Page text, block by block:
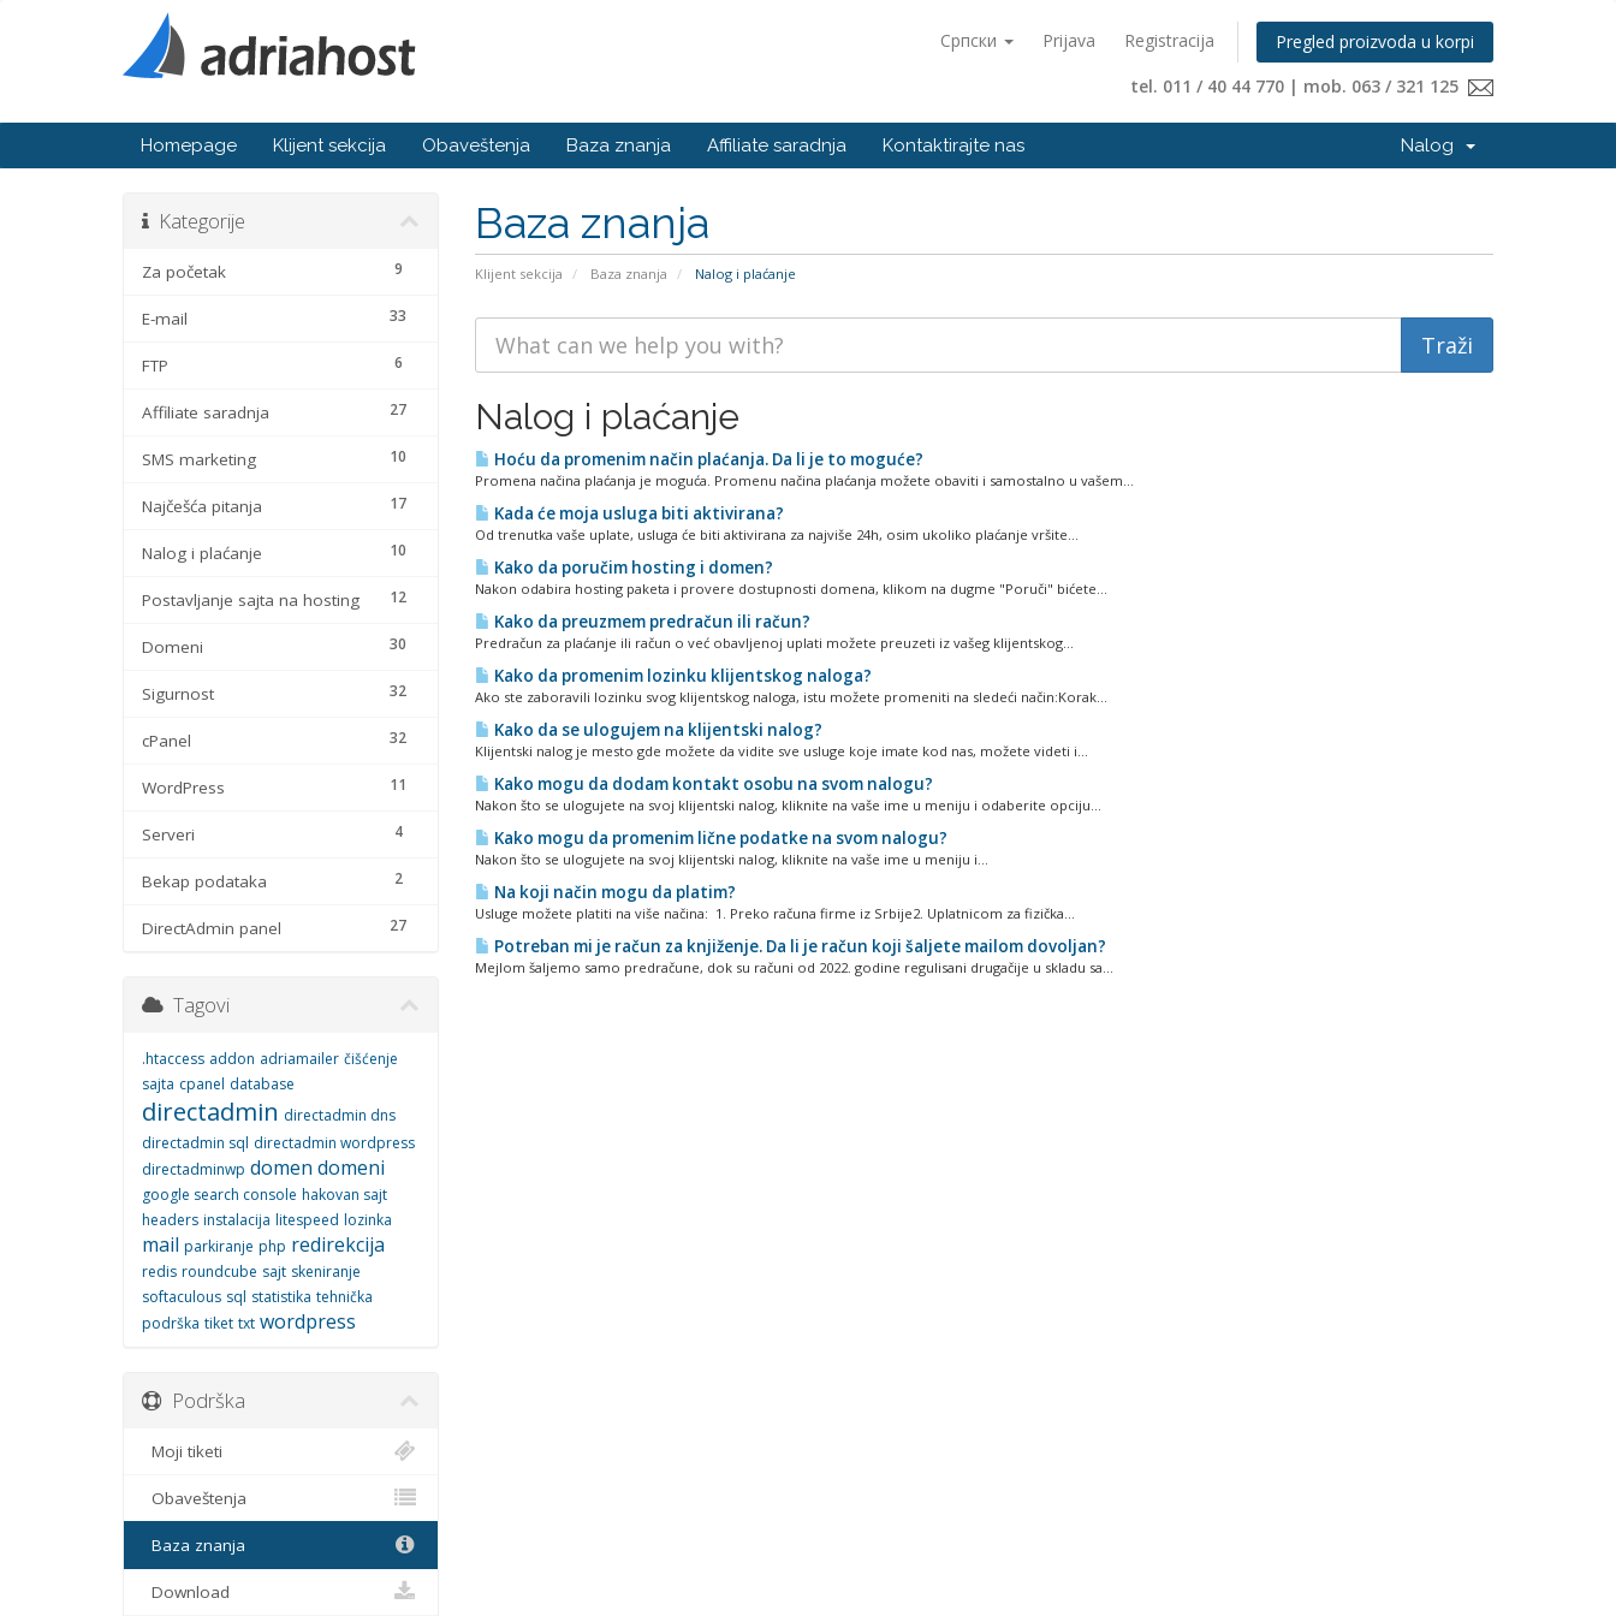
Српски Prijava Registracija
Pregled proizvoda u korpi
tel. 011 / 40 44 770 | mob. 063 / 321 125
Homepage Klijent sekcija Obaveštenja Baza znanja Affiliate saradnja Kontaktirajte nas Nalog
Baza znanja
Klijent sekcija Baza znanja Nalog i plaćanje
Kategorije
9
Za početak
33
E-mail
6
FTP
27
Affiliate saradnja
10
SMS marketing
17
Najčešća pitanja
10
Nalog i plaćanje
12
Postavljanje sajta na hosting
30
Domeni
32
Sigurnost
32
cPanel
11
WordPress
4
Serveri
2
Bekap podataka
27
DirectAdmin panel
Nalog i plaćanje
Hoću da promenim način plaćanja. Da li je to moguće?
Promena načina plaćanja je moguća. Promenu načina plaćanja možete obaviti i samostalno u vašem...
Kada će moja usluga biti aktivirana?
Od trenutka vaše uplate, usluga će biti aktivirana za najviše 24h, osim ukoliko plaćanje vršite...
Kako da poručim hosting i domen?
Nakon odabira hosting paketa i provere dostupnosti domena, klikom na dugme "Poruči" bićete...
Kako da preuzmem predračun ili račun?
Predračun za plaćanje ili račun o već obavljenoj uplati možete preuzeti iz vašeg klijentskog...
Kako da promenim lozinku klijentskog naloga?
Ako ste zaboravili lozinku svog klijentskog naloga, istu možete promeniti na sledeći način:Korak...
Kako da se ulogujem na klijentski nalog?
Klijentski nalog je mesto gde možete da vidite sve usluge koje imate kod nas, možete videti i...
Kako mogu da dodam kontakt osobu na svom nalogu?
Nakon što se ulogujete na svoj klijentski nalog, kliknite na vaše ime u meniju i odaberite opciju...
Kako mogu da promenim lične podatke na svom nalogu?
Nakon što se ulogujete na svoj klijentski nalog, kliknite na vaše ime u meniju i...
Na koji način mogu da platim?
Usluge možete platiti na više načina: 1. Preko računa firme iz Srbije2. Uplatnicom za fizička...
Potreban mi je račun za knjiženje. Da li je račun koji šaljete mailom dovoljan?
Mejlom šaljemo samo predračune, dok su računi od 2022. godine regulisani drugačije u skladu sa...
Tagovi
.htaccess addon adriamailer čišćenje
sajta cpanel database
directadmin directadmin dns
directadmin sql directadmin wordpress
directadminwp domen domeni
google search console hakovan sajt
headers instalacija litespeed lozinka
mail parkiranje php redirekcija
redis roundcube sajt skeniranje
softaculous sql statistika tehnička
podrška tiket txt wordpress
Podrška
Moji tiketi
Obaveštenja
Baza znanja
Download